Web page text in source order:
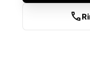
call